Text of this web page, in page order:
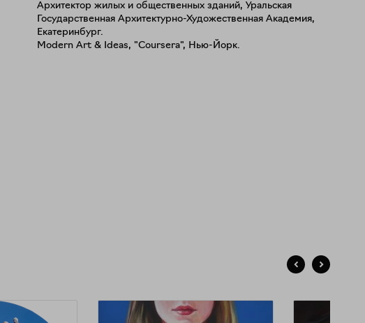
Архитектор жилых и общественных зданий, Уральская
Государственная Архитектурно-Художественная Академия,
Екатеринбург.
Modern Art & Ideas, "Coursera", Нью-Йорк.